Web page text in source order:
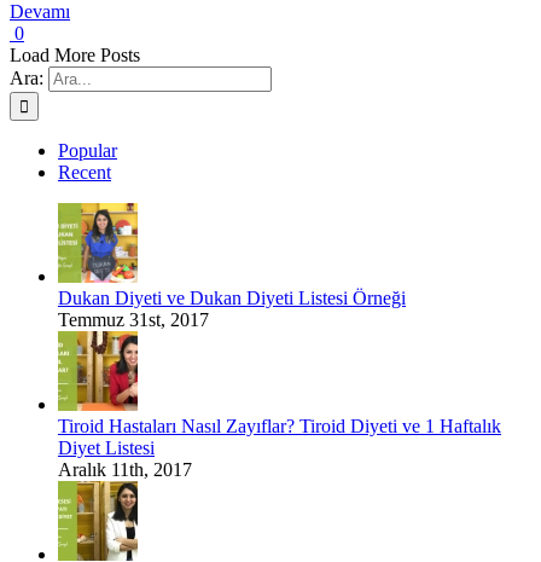
Devamı
0
Load More Posts
Ara:
Popular
Recent
Dukan Diyeti ve Dukan Diyeti Listesi Örneği
Temmuz 31st, 2017
Tiroid Hastaları Nasıl Zayıflar? Tiroid Diyeti ve 1 Haftalık
Diyet Listesi
Aralık 11th, 2017